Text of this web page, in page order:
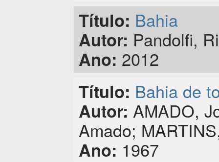
Título: Bahia
Autor: Pandolfi,
Ano: 2012
Título: Bahia de
Autor: AMADO,
Amado;
Ano: 1967